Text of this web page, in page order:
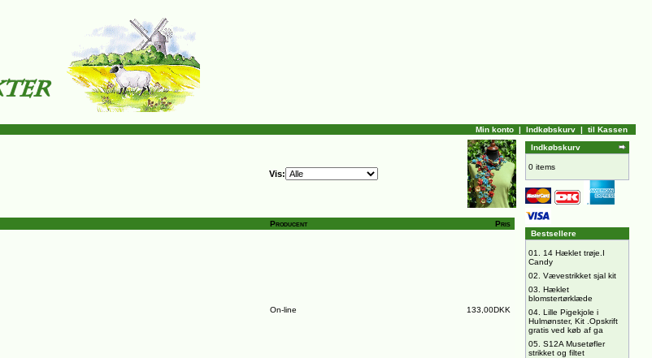
Min konto | Indkøbskurv | til Kassen
Vis:
Producent Pris
On-line 133,00DKK
Indkøbskurv
0 items
Bestsellere
01. 14 Hæklet trøje.I
Candy
02. Vævestrikket sjal kit
03. Hæklet
blomstertørklæde
04. Lille Pigekjole i
Hulmønster, Kit .Opskrift
gratis ved køb af ga
05. S12A Musetøfler
strikket og filtet